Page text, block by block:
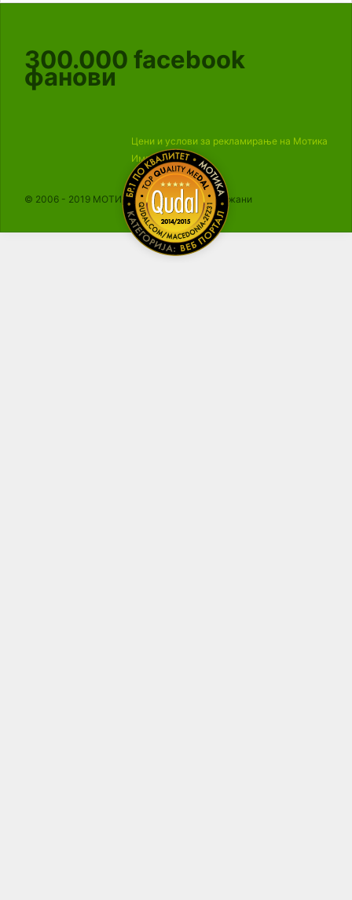
300.000 facebook
фанови
Цени и услови за рекламирање на Мотика
Импресум
© 2006 - 2019 МОТИКА, Сите права се задржани